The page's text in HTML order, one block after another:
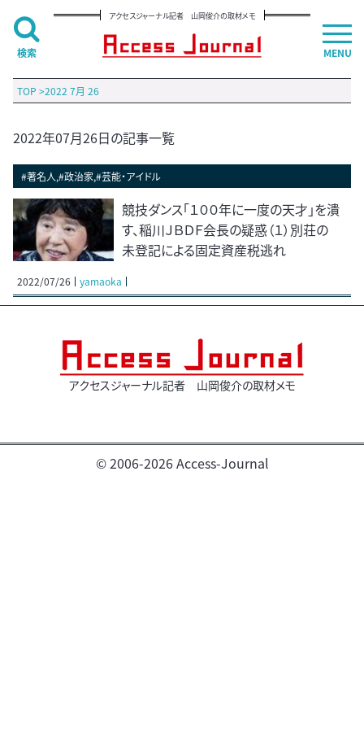
アクセスジャーナル記者 山岡俊介の取材メモ
TOP >2022 7月 26
2022年07月26日の記事一覧
#著名人,#政治家,#芸能・アイドル
競技ダンス「１００年に一度の天才」を潰
す、稲川ＪＢＤＦ会長の疑惑（１）別荘の
未登記による固定資産税逃れ
2022/07/26 yamaoka
アクセスジャーナル記者 山岡俊介の取材メモ
© 2006-2026 Access-Journal
MENU
検索